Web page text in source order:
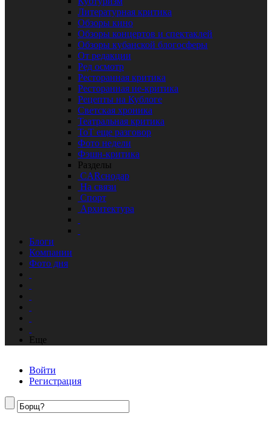
Литературная критика
Обзоры кино
Обзоры концертов и спектаклей
Обзоры кубанской блогосферы
От редакции
Ред осмотр
Ресторанная критика
Ресторанная не-критика
Рецепты на Кублоге
Светская хроника
Театральная критика
ТоТ еще разговор
Фото недели
Фэшн-критика
Разделы
CARснодар
На связи
Спорт
Архитектура
Блоги
Компании
Фото дня
Еще
Войти
Регистрация